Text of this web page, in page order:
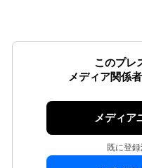
このプレ
メディア関係
メディア
既に登